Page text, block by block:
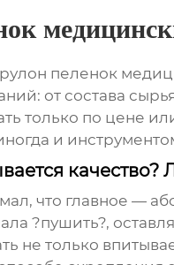
пеленок
от состава
только по цене
и
что главное —
?пушить?,
не только